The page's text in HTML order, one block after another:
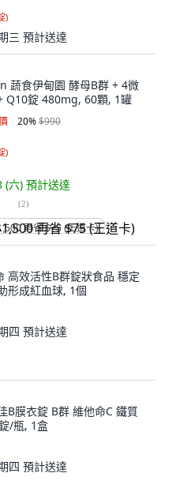
)
三 預計送達
蔬食伊甸園 酵母B群 + 4微
Q10錠 480mg, 60顆, 1罐
20%$990
)
(六) 預計送達
(2)
再省 $75 (王道卡)
高效活性B群錠狀食品 穩定
形成紅血球, 1個
四 預計送達
B膜衣錠 B群 維他命C 鐵質
/瓶, 1盒
四 預計送達